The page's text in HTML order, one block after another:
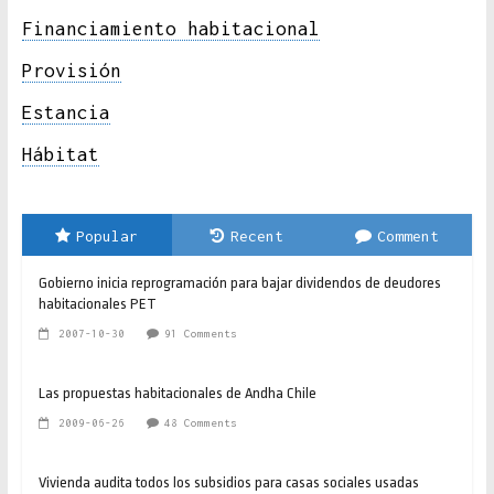
Financiamiento habitacional
Provisión
Estancia
Hábitat
Popular Recent Comment
Gobierno inicia reprogramación para bajar dividendos de deudores
habitacionales PET
2007-10-30 91 Comments
Las propuestas habitacionales de Andha Chile
2009-06-26 48 Comments
Vivienda audita todos los subsidios para casas sociales usadas